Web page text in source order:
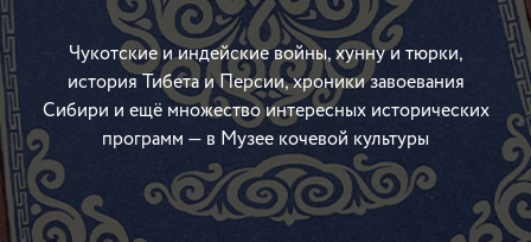
Чукотские и индейские войны, хунну и тюрки,
история Тибета и Персии, хроники завоевания
Сибири и ещё множество интересных исторических
программ — в Музее кочевой культуры